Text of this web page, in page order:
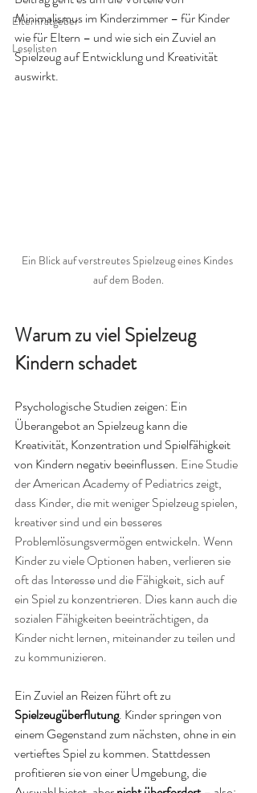
Elternratgeber
Leselisten
Minimalismus im Kinderzimmer – für Kinder
wie für Eltern – und wie sich ein Zuviel an
Spielzeug auf Entwicklung und Kreativität
auswirkt.
Ein Blick auf verstreutes Spielzeug eines Kindes
auf dem Boden.
Warum zu viel Spielzeug
Kindern schadet
Psychologische Studien zeigen: Ein
Überangebot an Spielzeug kann die
Kreativität, Konzentration und Spielfähigkeit
von Kindern negativ beeinflussen. Eine Studie
der American Academy of Pediatrics zeigt,
dass Kinder, die mit weniger Spielzeug spielen,
kreativer sind und ein besseres
Problemlösungsvermögen entwickeln. Wenn
Kinder zu viele Optionen haben, verlieren sie
oft das Interesse und die Fähigkeit, sich auf
ein Spiel zu konzentrieren. Dies kann auch die
sozialen Fähigkeiten beeinträchtigen, da
Kinder nicht lernen, miteinander zu teilen und
zu kommunizieren.
Ein Zuviel an Reizen führt oft zu
Spielzeugüberflutung. Kinder springen von
einem Gegenstand zum nächsten, ohne in ein
vertieftes Spiel zu kommen. Stattdessen
profitieren sie von einer Umgebung, die